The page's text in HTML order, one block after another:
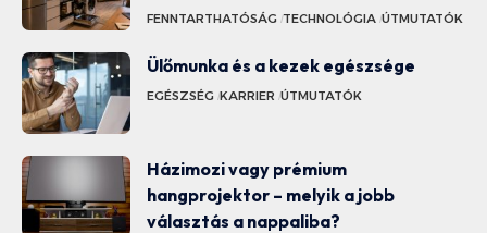
FENNTARTHATÓSÁG TECHNOLÓGIA ÚTMUTATÓK
Ülőmunka és a kezek egészsége
EGÉSZSÉG KARRIER ÚTMUTATÓK
Házimozi vagy prémium
hangprojektor – melyik a jobb
választás a nappaliba?